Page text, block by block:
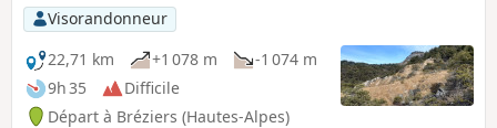
ruisseau pour rejoindre la route D951 (plus court mais plus
difficile).
Visorandonneur
22,71 km
+1 078 m
-1 074 m
9h 35
Difficile
Départ à Bréziers (Hautes-Alpes)